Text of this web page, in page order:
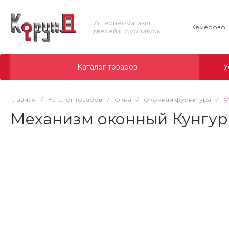
Интернет-магазин
дверей и фурнитуры
Кемерово
Каталог товаров
Главная / Каталог товаров / Окна / Оконная фурнитура /
Механизм оконный